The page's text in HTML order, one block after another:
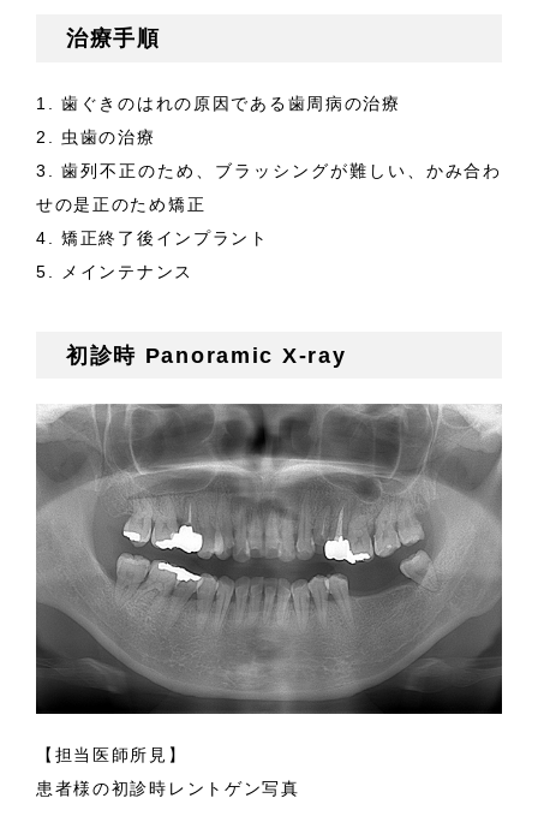
治療手順
1. 歯ぐきのはれの原因である歯周病の治療
2. 虫歯の治療
3. 歯列不正のため、ブラッシングが難しい、かみ合わ
せの是正のため矯正
4. 矯正終了後インプラント
5. メインテナンス
初診時 Panoramic X-ray
【担当医師所見】
患者様の初診時レントゲン写真